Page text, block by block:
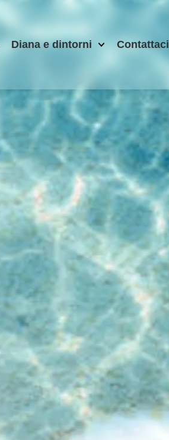
Diana e dintorni Contattaci